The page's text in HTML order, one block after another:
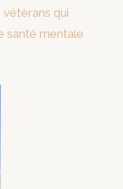
vétérans qui
santé mentale